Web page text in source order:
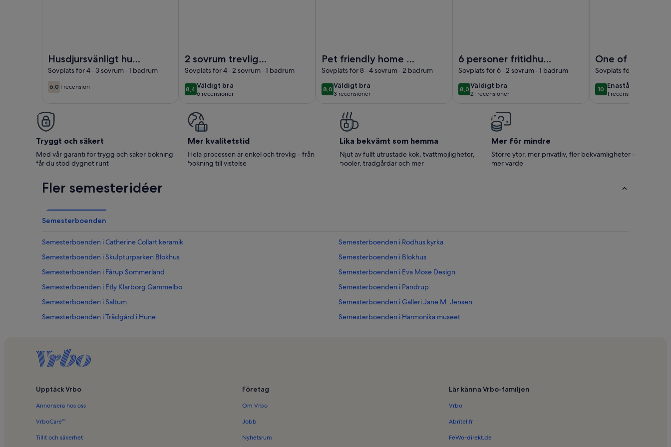
Husdjursvänligt hus
med 3 sovrum i.
Sovplats för 4 · 3 sovrum · 1 badrum
6,06,0 av 10
1 recension
(1 recension)
2 sovrum trevlig
bostad i Fjerritslev
Sovplats för 4 · 2 sovrum · 1 badrum
8,48,4 av 10
Väldigt bra
väldigt
bra
6 recensioner
(6 recensioner)
Pet friendly home in
Blokhus with sauna
Sovplats för 8 · 4 sovrum · 2 badrum
8,08,0 av 10
Väldigt bra
väldigt
bra
3 recensioner
(3 recensioner)
6 personer fritidhus
i Blokhus
Sovplats för 6 · 2 sovrum · 1 badrum
8,08,0 av 10
Väldigt bra
väldigt
bra
21 recensioner
(21 recensioner)
One of
Most Famous
Architect Spa
Houses, First
Sovplats för 8 · 4
1010 av 10
Enastående
enastående
1 recension
(1 recension)
Tryggt och säkert
Med vår garanti för trygg och säker bokning
får du stöd dygnet runt
Mer kvalitetstid
Hela processen är enkel och trevlig - från
bokning till vistelse
Lika bekvämt som hemma
Njut av fullt utrustade kök, tvättmöjligheter,
pooler, trädgårdar och mer
Mer för mindre
Större ytor, mer privatliv, fler bekvämligheter -
mer värde
Fler semesteridéer
Semesterboenden
Semesterboenden i Catherine Collart keramik
Semesterboenden i Rodhus kyrka
Semesterboenden i Skulpturparken Blokhus
Semesterboenden i Blokhus
Semesterboenden i Fårup Sommerland
Semesterboenden i Eva Mose Design
Semesterboenden i Etly Klarborg Gammelbo
Semesterboenden i Pandrup
Semesterboenden i Saltum
Semesterboenden i Galleri Jane M. Jensen
Semesterboenden i Trädgård i Hune
Semesterboenden i Harmonika museet
Semesterboenden i Bindestuen
Fritidshus i Blokhus
Upptäck Vrbo
Annonsera hos oss
VrboCare™
Tillit och säkerhet
Företag
Om Vrbo
Jobb
Nyhetsrum
Lär känna Vrbo-familjen
Vrbo
Abritel.fr
FeWo-direkt.de